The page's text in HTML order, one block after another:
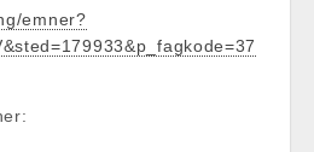
emner?